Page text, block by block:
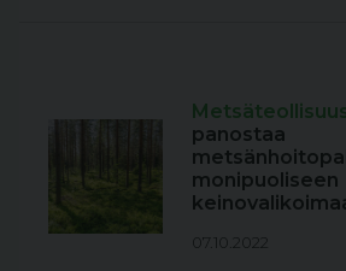
panostaa
monipuoliseen
07.10.2022